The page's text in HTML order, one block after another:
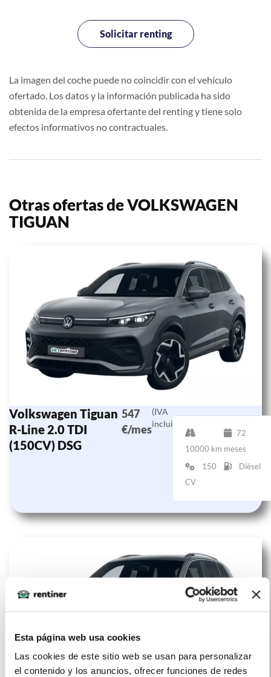
Esta página web usa cookies
Las cookies de este sitio web se usan para personalizar
el contenido y los anuncios, ofrecer funciones de redes
Solicitar renting
La imagen del coche puede no coincidir con el vehículo
ofertado. Los datos y la información publicada ha sido
obtenida de la empresa ofertante del renting y tiene solo
efectos informativos no contractuales.
Otras ofertas de VOLKSWAGEN
TIGUAN
Volkswagen Tiguan
R-Line 2.0 TDI
(150CV) DSG
547
€/mes
(IVA
incluido)
10000 km
72
meses
150
CV
Diésel